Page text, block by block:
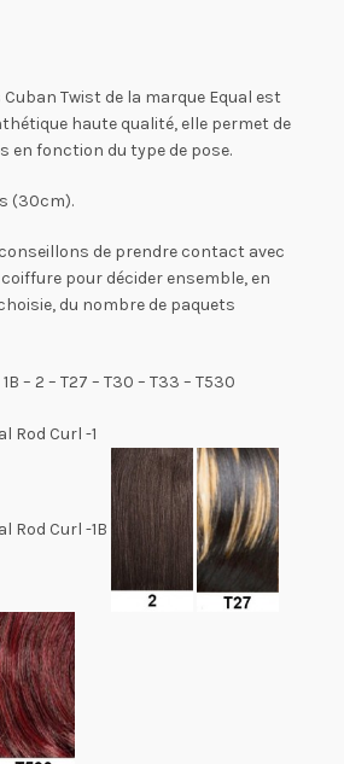
Twist de la marque Equal est
haute qualité, elle permet de
en fonction du type de pose.
(30cm).
de prendre contact avec
pour décider ensemble, en
du nombre de paquets
– 2 – T27 – T30 – T33 – T530